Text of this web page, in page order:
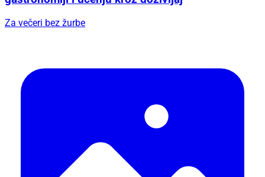
Za večeri bez žurbe